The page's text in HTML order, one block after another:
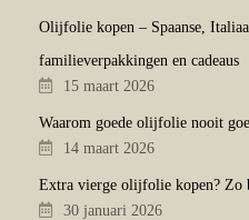
Olijfolie kopen – Spaanse,
familieverpakkingen en cadeaus
15 maart 2026
Waarom goede olijfolie nooit
14 maart 2026
Extra vierge olijfolie kopen? Zo
30 januari 2026